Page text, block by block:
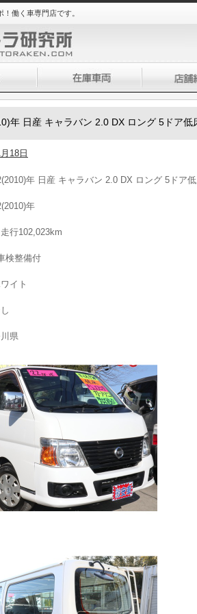
働く車専門店です。
年 日産 キャラバン 2.0 DX ロング 5ドア
18日
年 日産 キャラバン 2.0 DX ロング 5ドア
年
行102,023km
検整備付
イト
県